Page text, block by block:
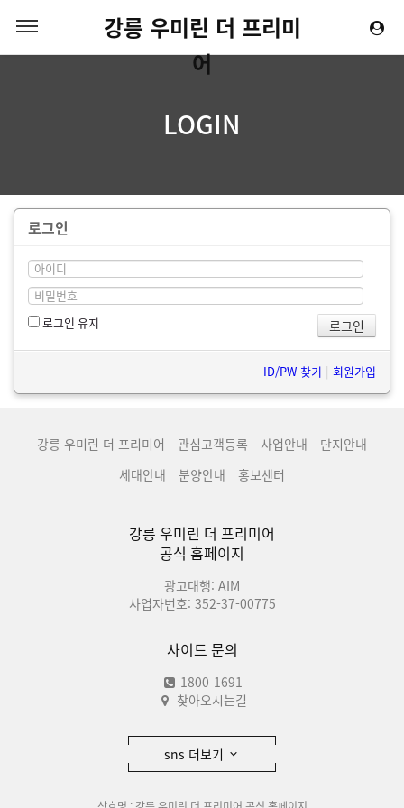
강릉 우미린 더 프리미
어
LOGIN
로그인
로그인 유지
ID/PW 찾기 | 회원가입
강릉 우미린 더 프리미어 관심고객등록 사업안내
단지안내
세대안내
분양안내 홍보센터
강릉 우미린 더 프리미어
공식 홈페이지
광고대행: AIM
사업자번호: 352-37-00775
사이드 문의
1800-1691
찾아오시는길
sns 더보기